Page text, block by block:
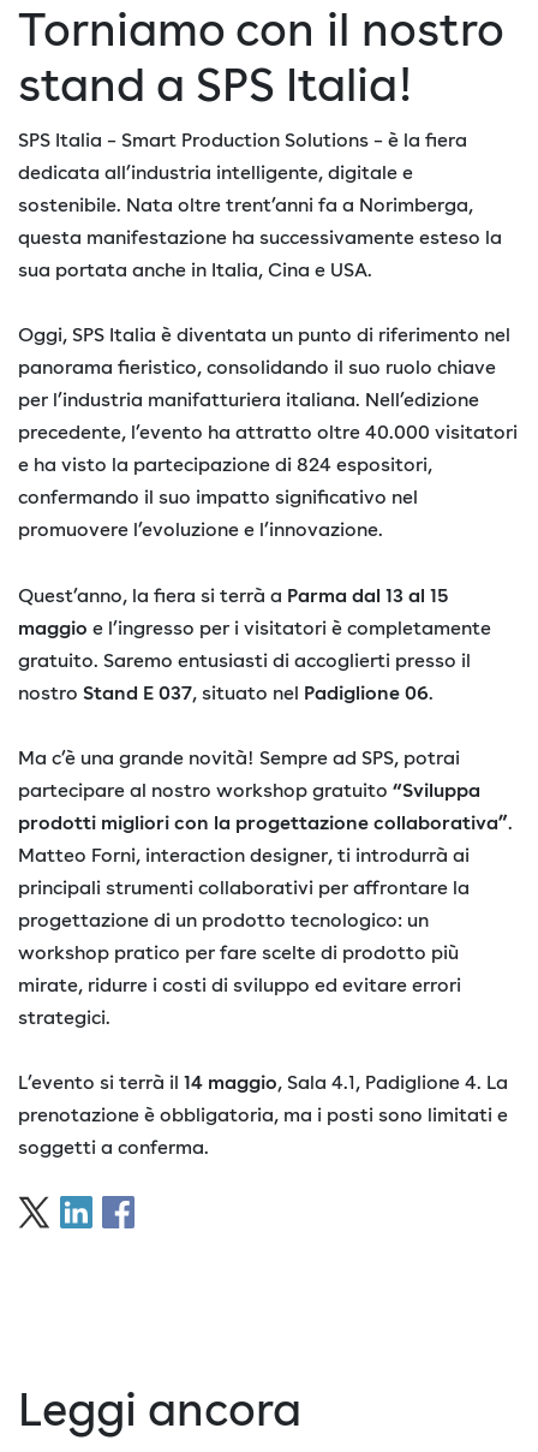
Torniamo con il nostro
stand a SPS Italia!
SPS Italia – Smart Production Solutions – è la fiera
dedicata all’industria intelligente, digitale e
sostenibile. Nata oltre trent’anni fa a Norimberga,
questa manifestazione ha successivamente esteso la
sua portata anche in Italia, Cina e USA.
Oggi, SPS Italia è diventata un punto di riferimento nel
panorama fieristico, consolidando il suo ruolo chiave
per l’industria manifatturiera italiana. Nell’edizione
precedente, l’evento ha attratto oltre 40.000 visitatori
e ha visto la partecipazione di 824 espositori,
confermando il suo impatto significativo nel
promuovere l’evoluzione e l’innovazione.
Quest’anno, la fiera si terrà a Parma dal 13 al 15
maggio e l’ingresso per i visitatori è completamente
gratuito. Saremo entusiasti di accoglierti presso il
nostro Stand E 037, situato nel Padiglione 06.
Ma c’è una grande novità! Sempre ad SPS, potrai
partecipare al nostro workshop gratuito “Sviluppa
prodotti migliori con la progettazione collaborativa”.
Matteo Forni, interaction designer, ti introdurrà ai
principali strumenti collaborativi per affrontare la
progettazione di un prodotto tecnologico: un
workshop pratico per fare scelte di prodotto più
mirate, ridurre i costi di sviluppo ed evitare errori
strategici.
L’evento si terrà il 14 maggio, Sala 4.1, Padiglione 4. La
prenotazione è obbligatoria, ma i posti sono limitati e
soggetti a conferma.
Leggi ancora